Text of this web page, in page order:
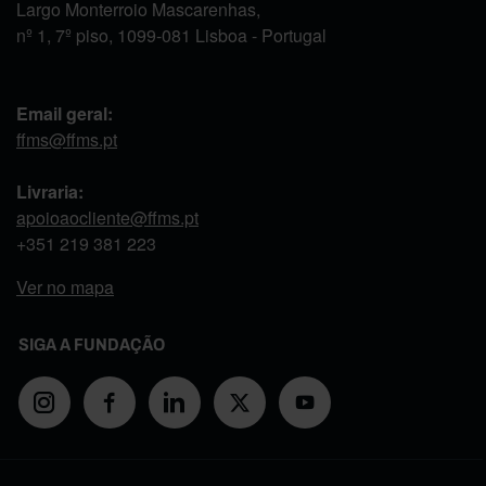
Largo Monterroio Mascarenhas,
nº 1, 7º piso, 1099-081 Lisboa - Portugal
Email geral:
ffms@ffms.pt
Livraria:
apoioaocliente@ffms.pt
+351 219 381 223
Ver no mapa
SIGA A FUNDAÇÃO